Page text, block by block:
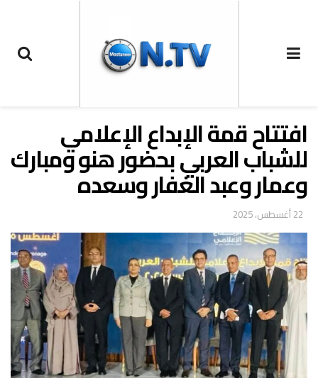
افتتاح قمة الإبداع الإعلامي
للشباب العربي بحضور هنو ومبارك
وعمار وعبد الغفار وسعده
22 أغسطس، 2025